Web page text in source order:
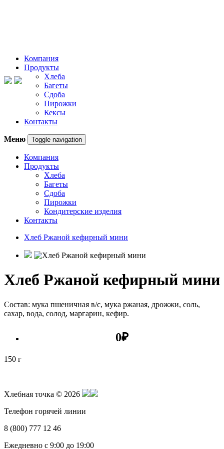
Компания
Продукты
Хлеба
Багеты
Сдоба
Пирожки
Кексы
Контакты
Меню Toggle navigation
Компания
Продукты
Хлеба
Багеты
Сдоба
Пирожки
Кондитерские изделия
Контакты
Хлеб Ржаной кефирный мини
Хлеб Ржаной кефирный мини
Состав: мука пшеничная в/с, мука ржаная, дрожжи, соль,
сахар, вода, солод, маргарин, кефир.
0₽
150 г
Хлебная точка © 2026
Телефон горячей линии
8 (800) 777 12 46
Ежедневно с 9:00 до 19:00